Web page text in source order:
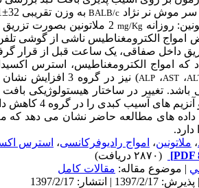
BALB/cبه وزن تقریبی 32 ±
mg/Kg
داخل صفاقی، یک ساعت قبل از قرار
که امواج الکترومغناطیس، استرس
،AST،ALP
) نیز در گروه 3
تغییر در ساختار هیستولوژیکی بافت
در گروه 4 کاهش داده و ساختار بافتی کبد را نیز در همین گروه بهبود بخشد.
داده های مطالعه حاضر نشان می دهد که
دارد.
، ملاتونین، امواج رادیوفرکانسی، استرس
(۲۸۷۰ دریافت)
| موضوع مقاله: مقالات کامل